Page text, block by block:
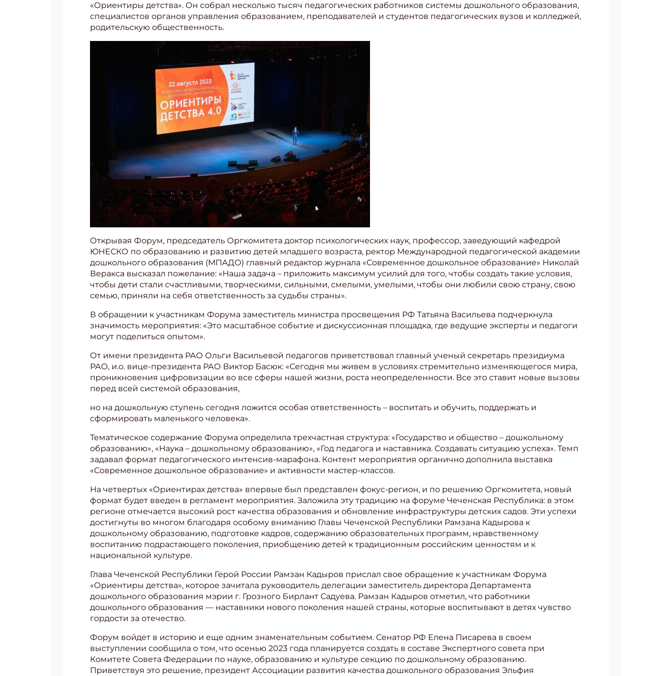
«Ориентиры детства». Он собрал несколько тысяч педагогических работников системы дошкольного образования,
специалистов органов управления образованием, преподавателей и студентов педагогических вузов и колледжей,
родительскую общественность.
Открывая Форум, председатель Оргкомитета доктор психологических наук, профессор, заведующий кафедрой
ЮНЕСКО по образованию и развитию детей младшего возраста, ректор Международной педагогической академии
дошкольного образования (МПАДО) главный редактор журнала «Современное дошкольное образование» Николай
Веракса высказал пожелание: «Наша задача – приложить максимум усилий для того, чтобы создать такие условия,
чтобы дети стали счастливыми, творческими, сильными, смелыми, умелыми, чтобы они любили свою страну, свою
семью, приняли на себя ответственность за судьбы страны».
В обращении к участникам Форума заместитель министра просвещения РФ Татьяна Васильева подчеркнула
значимость мероприятия: «Это масштабное событие и дискуссионная площадка, где ведущие эксперты и педагоги
могут поделиться опытом».
От имени президента РАО Ольги Васильевой педагогов приветствовал главный ученый секретарь президиума
РАО, и.о. вице-президента РАО Виктор Басюк: «Сегодня мы живем в условиях стремительно изменяющегося мира,
проникновения цифровизации во все сферы нашей жизни, роста неопределенности. Все это ставит новые вызовы
перед всей системой образования,
но на дошкольную ступень сегодня ложится особая ответственность – воспитать и обучить, поддержать и
сформировать маленького человека».
Тематическое содержание Форума определила трехчастная структура: «Государство и общество – дошкольному
образованию», «Наука – дошкольному образованию», «Год педагога и наставника. Создавать ситуацию успеха». Темп
задавал формат педагогического интенсив-марафона. Контент мероприятия органично дополнила выставка
«Современное дошкольное образование» и активности мастер-классов.
На четвертых «Ориентирах детства» впервые был представлен фокус-регион, и по решению Оргкомитета, новый
формат будет введен в регламент мероприятия. Заложила эту традицию на форуме Чеченская Республика: в этом
регионе отмечается высокий рост качества образования и обновление инфраструктуры детских садов. Эти успехи
достигнуты во многом благодаря особому вниманию Главы Чеченской Республики Рамзана Кадырова к
дошкольному образованию, подготовке кадров, содержанию образовательных программ, нравственному
воспитанию подрастающего поколения, приобщению детей к традиционным российским ценностям и к
национальной культуре.
Глава Чеченской Республики Герой России Рамзан Кадыров прислал свое обращение к участникам Форума
«Ориентиры детства», которое зачитала руководитель делегации заместитель директора Департамента
дошкольного образования мэрии г. Грозного Бирлант Садуева. Рамзан Кадыров отметил, что работники
дошкольного образования — наставники нового поколения нашей страны, которые воспитывают в детях чувство
гордости за отечество.
Форум войдет в историю и еще одним знаменательным событием. Сенатор РФ Елена Писарева в своем
выступлении сообщила о том, что осенью 2023 года планируется создать в составе Экспертного совета при
Комитете Совета Федерации по науке, образованию и культуре секцию по дошкольному образованию.
Приветствуя это решение, президент Ассоциации развития качества дошкольного образования Эльфия